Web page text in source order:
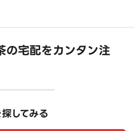
の宅配をカンタン注
してみる